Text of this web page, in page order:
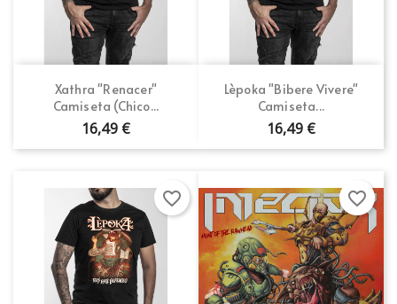
Xathra "Renacer"
Camiseta (Chico...
16,49 €
Lèpoka "Bibere Vivere"
Camiseta...
16,49 €
favorite_border favorite_border